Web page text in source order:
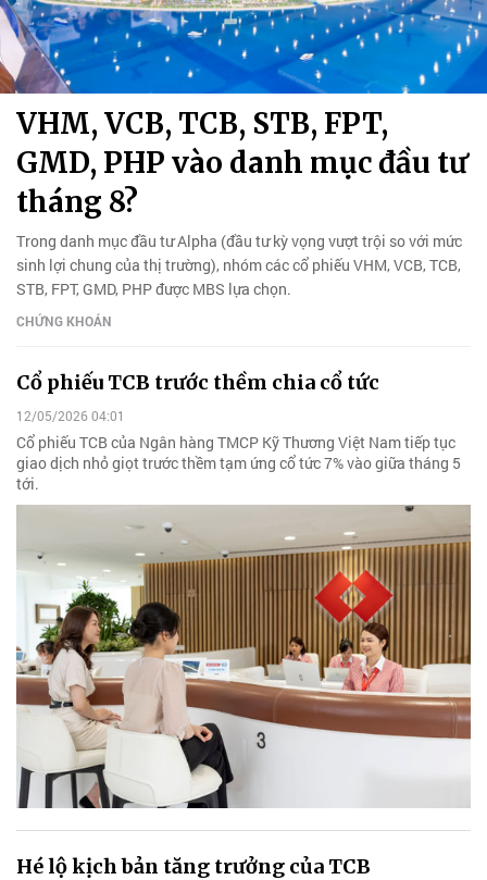
VHM, VCB, TCB, STB, FPT,
GMD, PHP vào danh mục đầu tư
tháng 8?
Trong danh mục đầu tư Alpha (đầu tư kỳ vọng vượt trội so với mức
sinh lợi chung của thị trường), nhóm các cổ phiếu VHM, VCB, TCB,
STB, FPT, GMD, PHP được MBS lựa chọn.
CHỨNG KHOÁN
Cổ phiếu TCB trước thềm chia cổ tức
12/05/2026 04:01
Cổ phiếu TCB của Ngân hàng TMCP Kỹ Thương Việt Nam tiếp tục
giao dịch nhỏ giọt trước thềm tạm ứng cổ tức 7% vào giữa tháng 5
tới.
Hé lộ kịch bản tăng trưởng của TCB